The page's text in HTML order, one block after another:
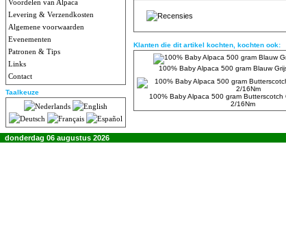
Voordelen van Alpaca
Levering & Verzendkosten
Algemene voorwaarden
Evenementen
Patronen & Tips
Links
Contact
Taalkeuze
Klanten die dit artikel kochten, kochten ook:
100% Baby Alpaca 500 gram Blauw
100% Baby Alpaca 500 gram Butterscotch
2/16Nm
donderdag 06 augustus 2026